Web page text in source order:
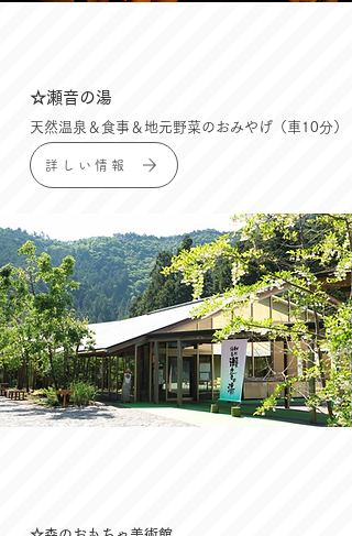
☆瀬音の湯
天然温泉＆食事＆地元野菜のおみやげ（車10分）
詳しい情報